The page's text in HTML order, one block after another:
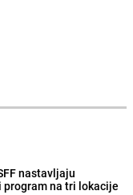
nastavljaju
na tri lokacije